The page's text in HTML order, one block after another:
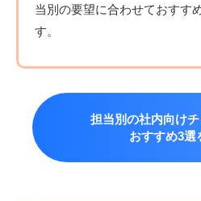
当別の要望に合わせておすす
す。
担当別の社内向け
おすすめ3選